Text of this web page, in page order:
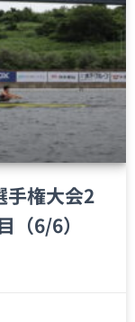
手権大会2
（6/6）